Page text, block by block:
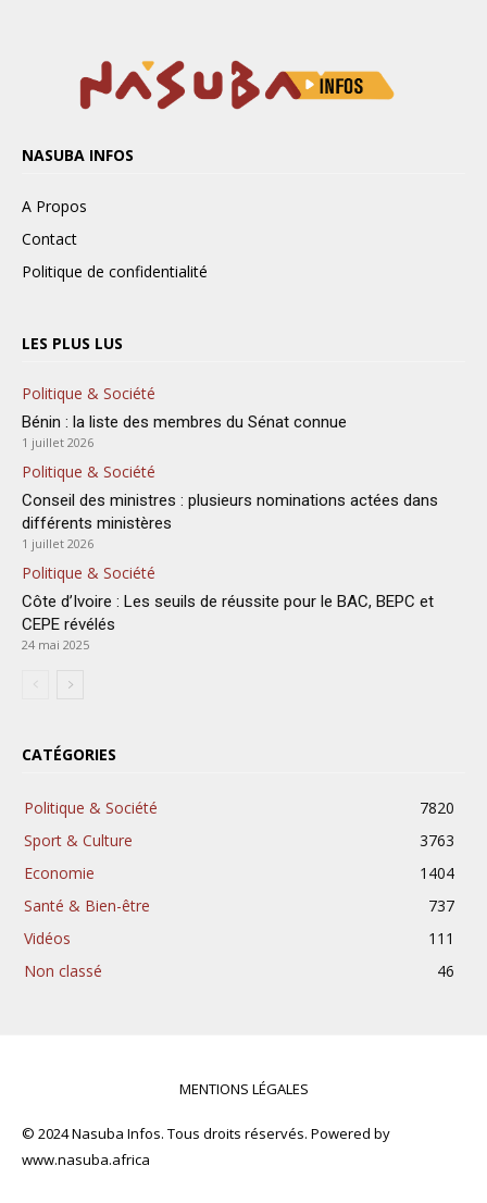
NASUBA INFOS
A Propos
Contact
Politique de confidentialité
LES PLUS LUS
Politique & Société
Bénin : la liste des membres du Sénat connue
1 juillet 2026
Politique & Société
Conseil des ministres : plusieurs nominations actées dans
différents ministères
1 juillet 2026
Politique & Société
Côte d’Ivoire : Les seuils de réussite pour le BAC, BEPC et
CEPE révélés
24 mai 2025
CATÉGORIES
Politique & Société
7820
Sport & Culture
3763
Economie
1404
Santé & Bien-être
737
Vidéos
111
Non classé
46
MENTIONS LÉGALES
© 2024 Nasuba Infos. Tous droits réservés. Powered by
www.nasuba.africa